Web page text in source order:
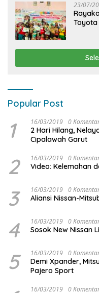
23/07/
Toyota
Popular Post
1 16/03/2019 0
2 Hari Hilang,
Cipalawah Garut
2 16/03/2019 0
Video: Kelemahan
3 16/03/2019 0
Aliansi Nissan-
4 16/03/2019 0
Sosok New Nissan
5 16/03/2019 0
Demi Xpander,
Pajero Sport
16/03/2019 0